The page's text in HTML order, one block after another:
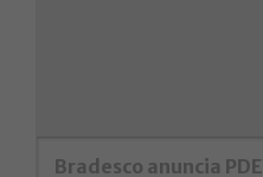
Bradesco anuncia